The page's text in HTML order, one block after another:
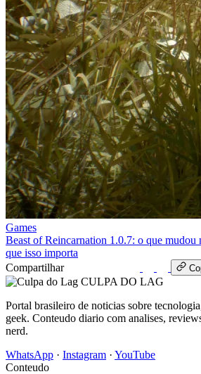
Games
Beast of Reincarnation 1.0.7: o que mudou
que isso importa
Compartilhar
CULPA DO LAG
Portal brasileiro de noticias sobre
geek. Conteudo diario com analises,
nerd.
WhatsApp · Instagram · YouTube
Conteudo